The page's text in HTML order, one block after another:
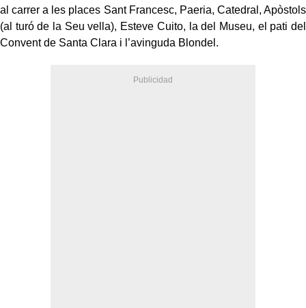
al carrer a les places Sant Francesc, Paeria, Catedral, Apòstols
(al turó de la Seu vella), Esteve Cuito, la del Museu, el pati del
Convent de Santa Clara i l’avinguda Blondel.